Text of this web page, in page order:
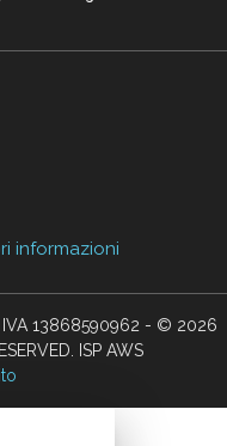
informazioni
13868590962 - © 2026
ISP AWS